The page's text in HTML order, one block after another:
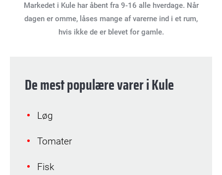
Markedet i Kule har åbent fra 9-16 alle hverdage. Når
dagen er omme, låses mange af varerne ind i et rum,
hvis ikke de er blevet for gamle.
De mest populære varer i Kule
Løg
Tomater
Fisk